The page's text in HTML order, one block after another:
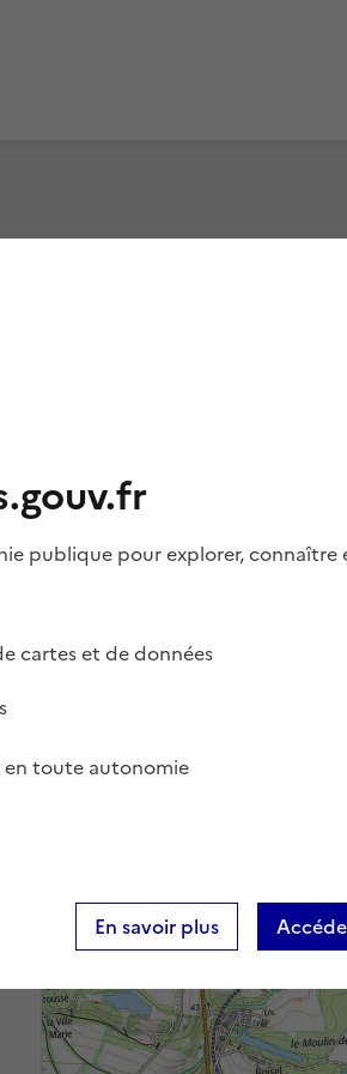
publique pour explorer,
cartes et de données
en toute autonomie
En savoir plus